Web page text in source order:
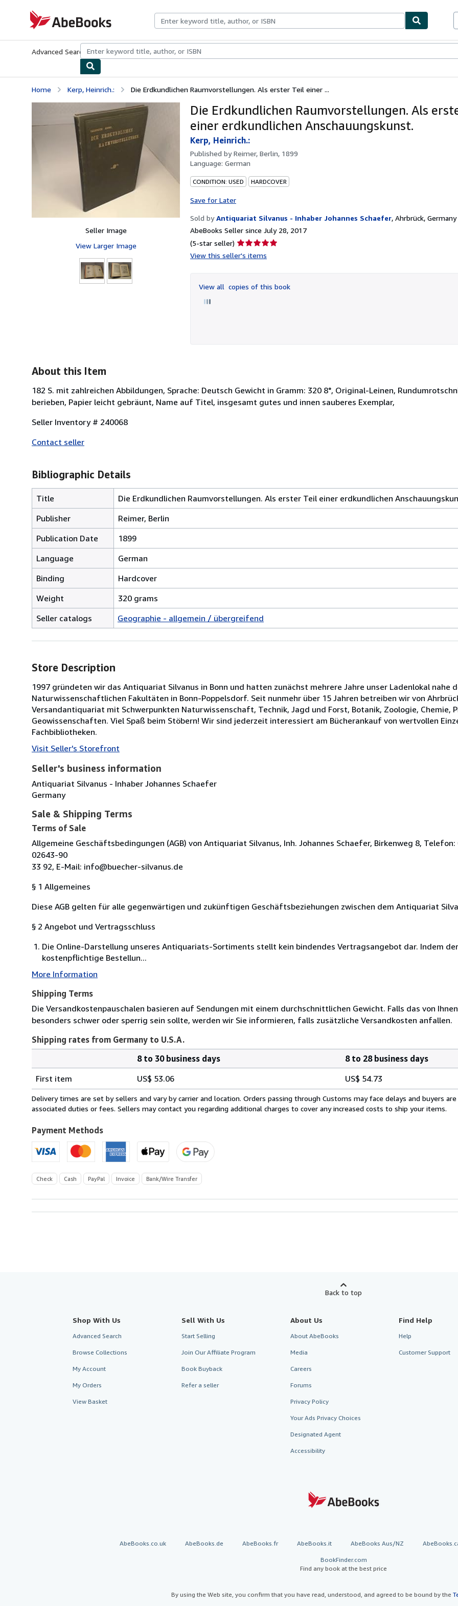
AbeBooks.com
Advanced Search Browse CollectionsRare BooksArt & Collectibles
Home Kerp, Heinrich.: Die Erdkundlichen Raumvorstellungen. Als erster Teil einer ...
Seller Image
View Larger Image
Die Erdkundlichen Raumvorstellungen. Als
einer erdkundlichen Anschauungskunst.
Kerp, Heinrich.:
Published byReimer, Berlin, 1899
Language: German
CONDITION: USED HARDCOVER
Save for Later
Sold by Antiquariat Silvanus - Inhaber Johannes Schaefer, Ahrbrück, Germany
AbeBooks Seller since July 28, 2017
(5-star seller) Seller
rating
of
5
View this seller's items
View all copies of this book
About this Item
182 S. mit zahlreichen Abbildungen, Sprache: Deutsch Gewicht in Gramm: 320 8°, Original-Leinen,
berieben, Papier leicht gebräunt, Name auf Titel, insgesamt gutes und innen sauberes Exemplar,
Seller Inventory # 240068
Contact seller
Bibliographic Details
Title
Die Erdkundlichen Raumvorstellungen. Als erster Teil einer erdkundlichen
Publisher
Reimer, Berlin
Publication Date
1899
Language
German
Binding
Hardcover
Weight
320 grams
Seller catalogs
Geographie - allgemein / übergreifend
Store Description
1997 gründeten wir das Antiquariat Silvanus in Bonn und hatten zunächst mehrere Jahre unser Ladenlokal nahe
Naturwissenschaftlichen Fakultäten in Bonn-Poppelsdorf. Seit nunmehr über 15 Jahren betreiben wir von
Versandantiquariat mit Schwerpunkten Naturwissenschaft, Technik, Jagd und Forst, Botanik, Zoologie, Chemie,
Geowissenschaften. Viel Spaß beim Stöbern! Wir sind jederzeit interessiert am Bücherankauf von wertvollen
Fachbibliotheken.
Visit Seller's Storefront
Seller's business information
Antiquariat Silvanus - Inhaber Johannes Schaefer
Germany
Sale & Shipping Terms
Terms of Sale
Allgemeine Geschäftsbedingungen (AGB) von Antiquariat Silvanus, Inh. Johannes Schaefer, Birkenweg 8, Telefon:
02643-90
33 92, E-Mail: info@buecher-silvanus.de
§ 1 Allgemeines
Diese AGB gelten für alle gegenwärtigen und zukünftigen Geschäftsbeziehungen zwischen dem Antiquariat
§ 2 Angebot und Vertragsschluss
Die Online-Darstellung unseres Antiquariats-Sortiments stellt kein bindendes Vertragsangebot dar. Indem
kostenpflichtige Bestellun...
More Information
Shipping Terms
Die Versandkostenpauschalen basieren auf Sendungen mit einem durchschnittlichen Gewicht. Falls das von
besonders schwer oder sperrig sein sollte, werden wir Sie informieren, falls zusätzliche Versandkosten anfallen.
Shipping rates from Germany to U.S.A.
rates
from
Germany
U.S.A.
8 to 30 business days
8 to 28 business days
First item
US$ 53.06 US$ 54.73
Delivery times are set by sellers and vary by carrier and location. Orders passing through Customs may face delays and buyers
associated duties or fees. Sellers may contact you regarding additional charges to cover any increased costs to ship your items.
Payment Methods
Check Cash PayPal Invoice Bank/Wire Transfer
Back to top
Shop With Us
Advanced Search
Browse Collections
My Account
My Orders
View Basket
Sell With Us
Start Selling
Join Our Affiliate Program
Book Buyback
Refer a seller
About Us
About AbeBooks
Media
Careers
Forums
Privacy Policy
Your Ads Privacy Choices
Designated Agent
Accessibility
Find Help
Help
Customer Support
AbeBooks.co.uk AbeBooks.de AbeBooks.fr AbeBooks.it AbeBooks Aus/NZ
BookFinder.com
Find any book at the best price
By using the Web site, you confirm that you have read, understood, and agreed to be bound by the